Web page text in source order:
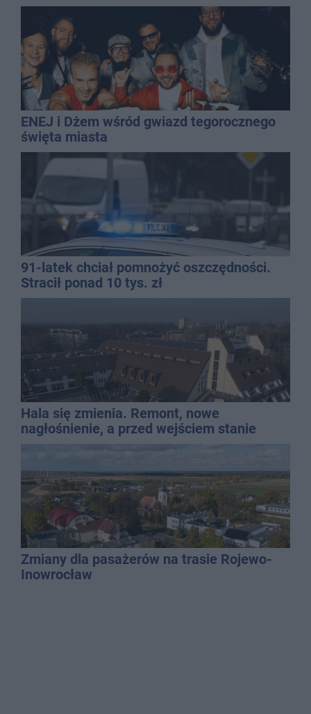
ENEJ i Dżem wśród gwiazd tegorocznego
święta miasta
91-latek chciał pomnożyć oszczędności.
Stracił ponad 10 tys. zł
Hala się zmienia. Remont, nowe
nagłośnienie, a przed wejściem stanie
QEMETICA ARENA
Zmiany dla pasażerów na trasie Rojewo-
Inowrocław